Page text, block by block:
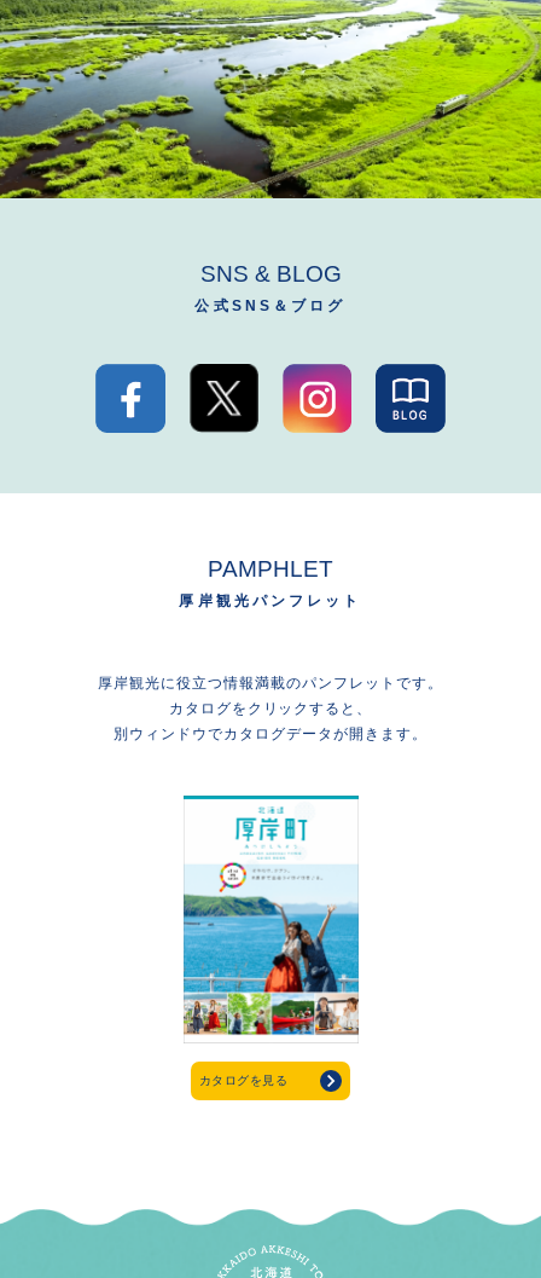
SNS & BLOG
公式SNS＆ブログ
PAMPHLET
厚岸観光パンフレット
厚岸観光に役立つ情報満載のパンフレットです。
カタログをクリックすると、
別ウィンドウでカタログデータが開きます。
カタログを見る